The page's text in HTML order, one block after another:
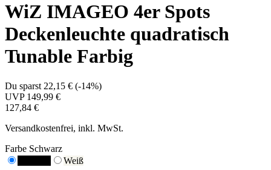
WiZ IMAGEO 4er Spots
Deckenleuchte quadratisch
Tunable Farbig
Du sparst 22,15 € (-14%)
UVP 149,99 €
127,84 €
Versandkostenfrei, inkl. MwSt.
Farbe Schwarz
Weiß